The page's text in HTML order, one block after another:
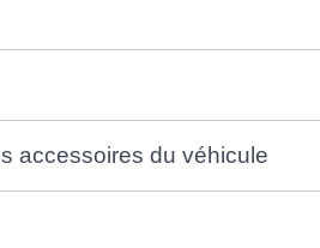
accessoires du véhicule